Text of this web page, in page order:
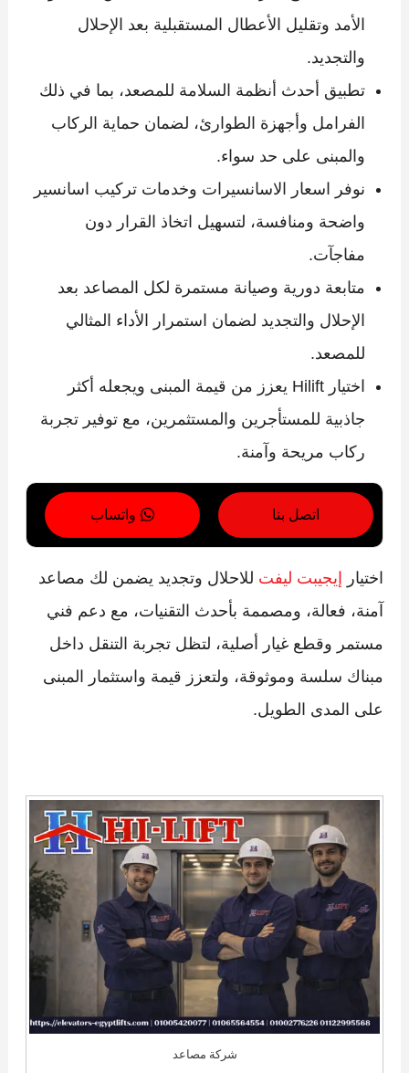
الأمد وتقليل الأعطال المستقبلية بعد الإحلال
والتجديد.
تطبيق أحدث أنظمة السلامة للمصعد، بما في ذلك
الفرامل وأجهزة الطوارئ، لضمان حماية الركاب
والمبنى على حد سواء.
نوفر اسعار الاسانسيرات وخدمات تركيب اسانسير
واضحة ومنافسة، لتسهيل اتخاذ القرار دون
مفاجآت.
متابعة دورية وصيانة مستمرة لكل المصاعد بعد
الإحلال والتجديد لضمان استمرار الأداء المثالي
للمصعد.
اختيار Hilift يعزز من قيمة المبنى ويجعله أكثر
جاذبية للمستأجرين والمستثمرين، مع توفير تجربة
ركاب مريحة وآمنة.
اتصل بنا واتساب
اختيار إيجيبت ليفت للاحلال وتجديد يضمن لك مصاعد
آمنة، فعالة، ومصممة بأحدث التقنيات، مع دعم فني
مستمر وقطع غيار أصلية، لتظل تجربة التنقل داخل
مبناك سلسة وموثوقة، ولتعزز قيمة واستثمار المبنى
على المدى الطويل.
شركة مصاعد